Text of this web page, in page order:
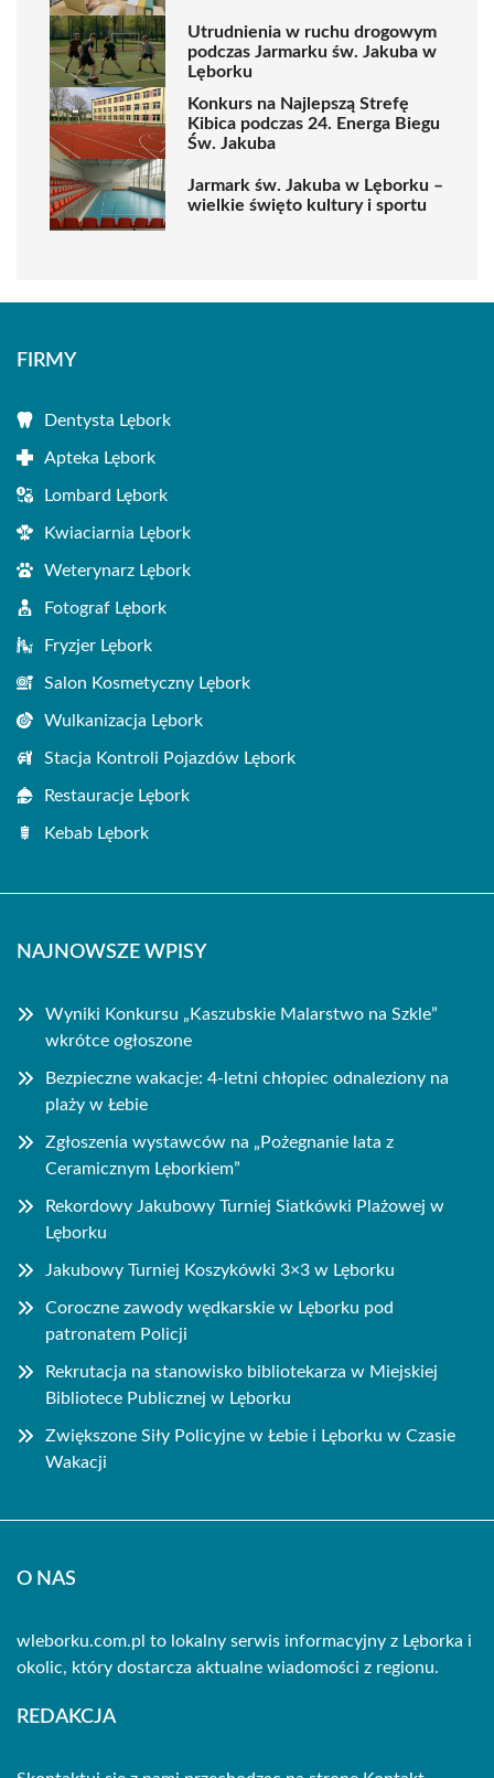
Utrudnienia w ruchu drogowym
podczas Jarmarku św. Jakuba w
Lęborku
Konkurs na Najlepszą Strefę
Kibica podczas 24. Energa Biegu
Św. Jakuba
Jarmark św. Jakuba w Lęborku –
wielkie święto kultury i sportu
FIRMY
Dentysta Lębork
Apteka Lębork
Lombard Lębork
Kwiaciarnia Lębork
Weterynarz Lębork
Fotograf Lębork
Fryzjer Lębork
Salon Kosmetyczny Lębork
Wulkanizacja Lębork
Stacja Kontroli Pojazdów Lębork
Restauracje Lębork
Kebab Lębork
NAJNOWSZE WPISY
Wyniki Konkursu „Kaszubskie Malarstwo na Szkle”
wkrótce ogłoszone
Bezpieczne wakacje: 4-letni chłopiec odnaleziony na
plaży w Łebie
Zgłoszenia wystawców na „Pożegnanie lata z
Ceramicznym Lęborkiem”
Rekordowy Jakubowy Turniej Siatkówki Plażowej w
Lęborku
Jakubowy Turniej Koszykówki 3×3 w Lęborku
Coroczne zawody wędkarskie w Lęborku pod
patronatem Policji
Rekrutacja na stanowisko bibliotekarza w Miejskiej
Bibliotece Publicznej w Lęborku
Zwiększone Siły Policyjne w Łebie i Lęborku w Czasie
Wakacji
O NAS
wleborku.com.pl to lokalny serwis informacyjny z Lęborka i
okolic, który dostarcza aktualne wiadomości z regionu.
REDAKCJA